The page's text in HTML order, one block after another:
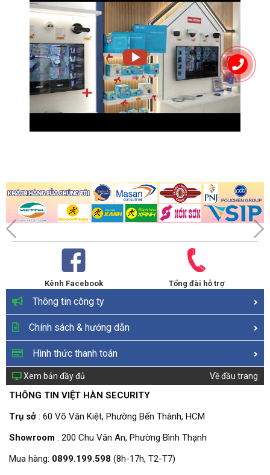
Kênh Facebook Tổng đài hỗ trợ
Thông tin công ty
Chính sách & hướng dẫn
Hình thức thanh toán
Xem bản đầy đủ Về đầu trang
THÔNG TIN VIỆT HÀN SECURITY
Trụ sở : 60 Võ Văn Kiệt, Phường Bến Thành, HCM
Showroom : 200 Chu Văn An, Phường Bình Thạnh
Mua hàng: 0899.199.598 (8h-17h, T2-T7)